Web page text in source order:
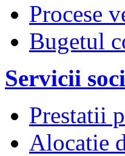
Procese
Bugetul
Servicii
Prestatii
Alocatie